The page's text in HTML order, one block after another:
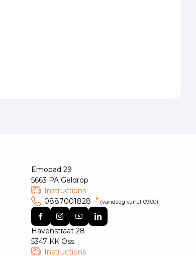
Emopad 29
5663 PA Geldrop
Instructions
0887001828
(vandaag vanaf 09:00)
Havenstraat 28
5347 KK Oss
Instructions